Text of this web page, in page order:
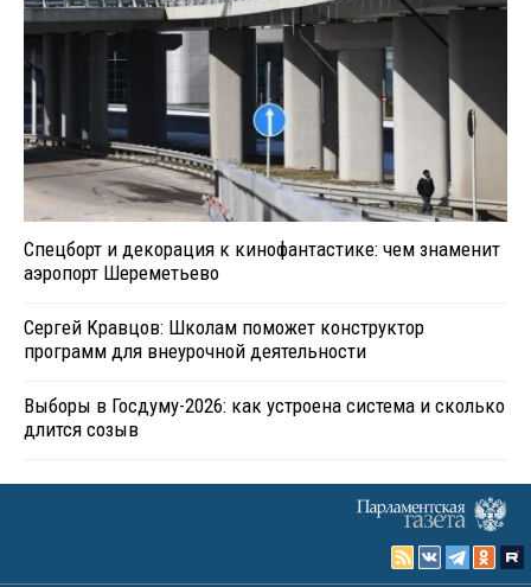
Спецборт и декорация к кинофантастике: чем знаменит
аэропорт Шереметьево
Сергей Кравцов: Школам поможет конструктор
программ для внеурочной деятельности
Выборы в Госдуму-2026: как устроена система и сколько
длится созыв